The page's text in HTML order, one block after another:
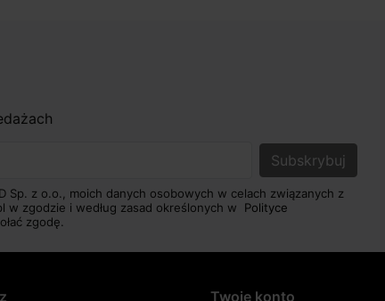
Sp. z o.o., moich danych osobowych w celach związanych z
zgodzie i według zasad określonych w Polityce
zgodę.
Twoje konto